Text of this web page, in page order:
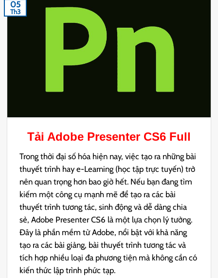
05
Th3
Tải Adobe Presenter CS6 Full
Trong thời đại số hóa hiện nay, việc tạo ra những bài
thuyết trình hay e-Learning (học tập trực tuyến) trở
nên quan trọng hơn bao giờ hết. Nếu bạn đang tìm
kiếm một công cụ mạnh mẽ để tạo ra các bài
thuyết trình tương tác, sinh động và dễ dàng chia
sẻ, Adobe Presenter CS6 là một lựa chọn lý tưởng.
Đây là phần mềm từ Adobe, nổi bật với khả năng
tạo ra các bài giảng, bài thuyết trình tương tác và
tích hợp nhiều loại đa phương tiện mà không cần có
kiến thức lập trình phức tạp.